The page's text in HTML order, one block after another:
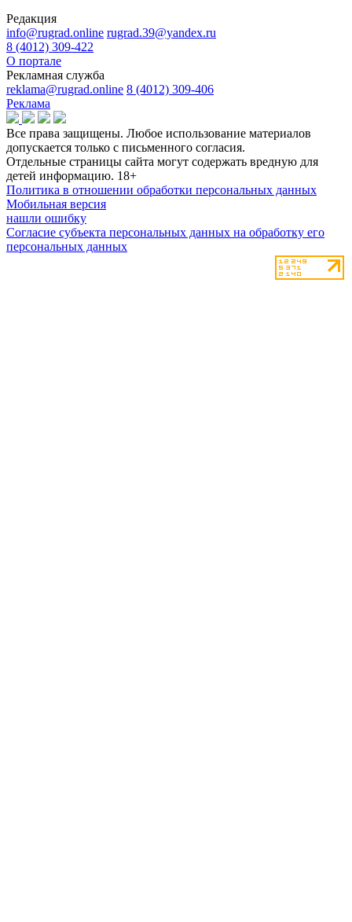
Редакция
info@rugrad.online rugrad.39@yandex.ru
8 (4012) 309-422
О портале
Рекламная служба
reklama@rugrad.online 8 (4012) 309-406
Реклама
Все права защищены. Любое использование материалов
допускается только с письменного согласия.
Отдельные страницы сайта могут содержать вредную для
детей информацию. 18+
Политика в отношении обработки персональных данных
Мобильная версия
нашли ошибку
Согласие субъекта персональных данных на обработку его
персональных данных